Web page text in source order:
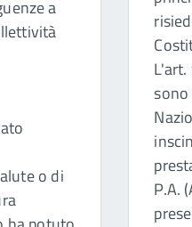
a
o di
P.A.